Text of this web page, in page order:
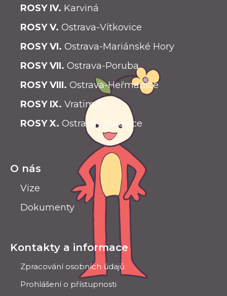
ROSY IV. Karviná
ROSY V. Ostrava-Vítkovice
ROSY VI. Ostrava-Mariánské Hory
ROSY VII. Ostrava-Poruba
ROSY VIII. Ostrava-Heřmanice
ROSY IX. Vratimov
ROSY X. Ostrava-Vítkovice
O nás
Vize
Dokumenty
Kontakty a informace
Zpracování osobních údajů
Prohlášení o přístupnosti